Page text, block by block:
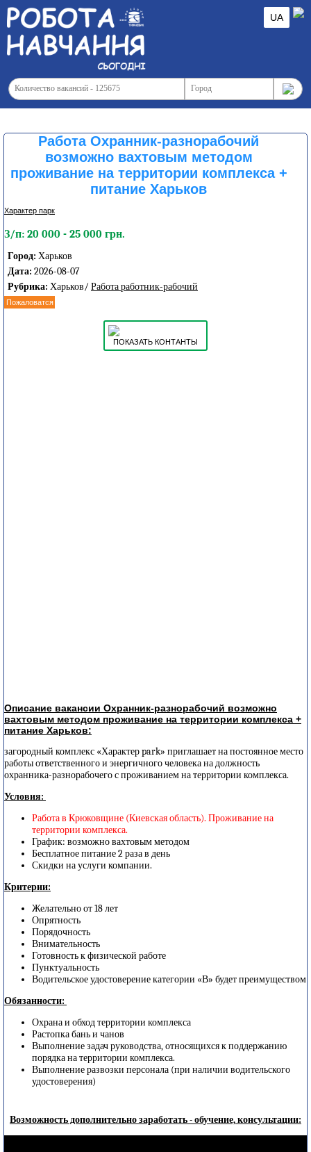
UA
Работа Охранник-разнорабочий
возможно вахтовым методом
проживание на территории комплекса +
питание Харьков
Характер парк
З/п: 20 000 - 25 000 грн.
Город: Харьков
Дата: 2026-08-07
Рубрика: Харьков/ Работа работник-рабочий
Пожаловатся
ПОКАЗАТЬ КОНТАНТЫ
Описание вакансии Охранник-разнорабочий возможно
вахтовым методом проживание на территории комплекса +
питание Харьков:
загородный комплекс «Характер park» приглашает на постоянное место
работы ответственного и энергичного человека на должность
охранника-разнорабочего с проживанием на территории комплекса.
Условия:
Работа в Крюковщине (Киевская область). Проживание на
территории комплекса.
График: возможно вахтовым методом
Бесплатное питание 2 раза в день
Скидки на услуги компании.
Критерии:
Желательно от 18 лет
Опрятность
Порядочность
Внимательность
Готовность к физической работе
Пунктуальность
Водительское удостоверение категории «В» будет преимуществом
Обязанности:
Охрана и обход территории комплекса
Растопка бань и чанов
Выполнение задач руководства, относящихся к поддержанию
порядка на территории комплекса.
Выполнение развозки персонала (при наличии водительского
удостоверения)
Возможность дополнительно заработать - обучение, консультации: